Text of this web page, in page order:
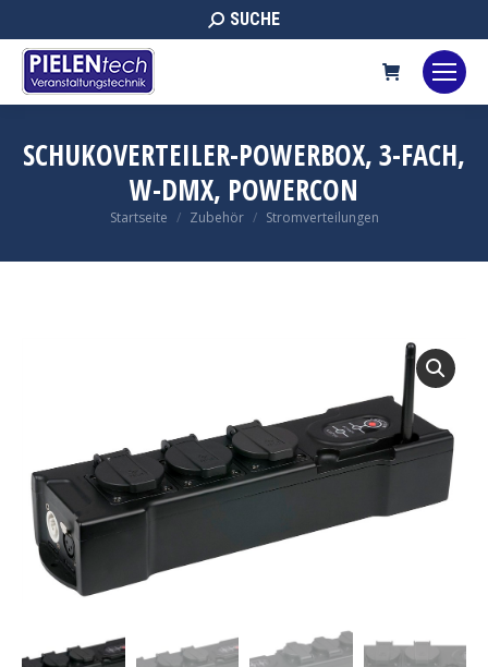
Search:
SUCHE
SCHUKOVERTEILER-POWERBOX, 3-FACH,
W-DMX, POWERCON
Sie befinden sich hier:
Startseite Zubehör Stromverteilungen